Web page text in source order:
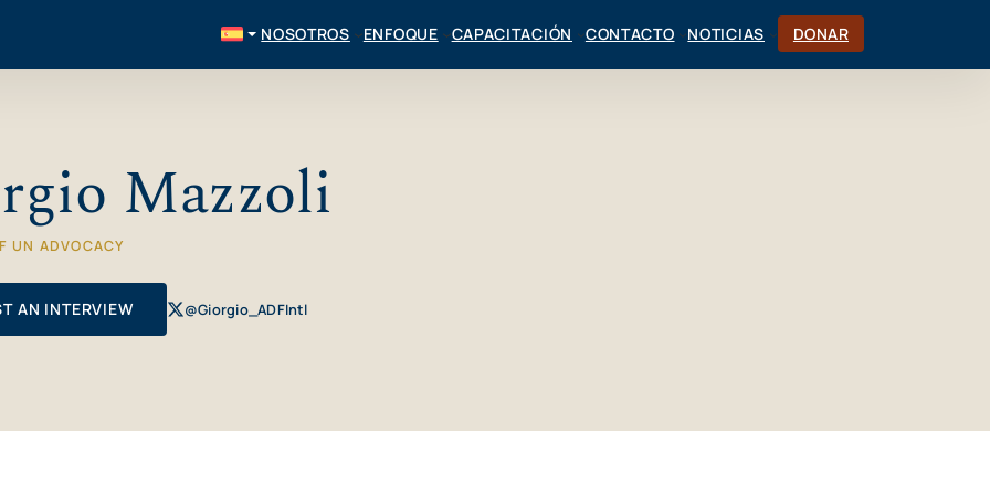
NOSOTROS ENFOQUE CAPACITACIÓN CONTACTO NOTICIAS DONAR
Mazzoli
UN ADVOCACY
AN INTERVIEW @Giorgio_ADFIntl